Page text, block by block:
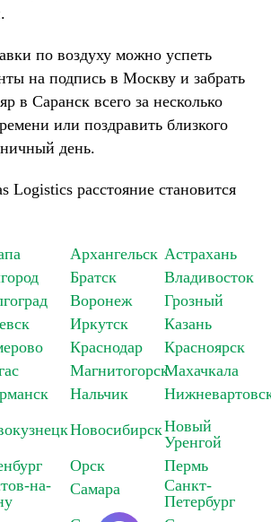
по воздуху можно успеть
на подпись в Москву и забрать
в Саранск всего за несколько
или поздравить близкого
день.
Logistics расстояние становится
Архангельск Астрахань
Братск
Владивосток
Воронеж
Грозный
Иркутск
Казань
Краснодар
Красноярск
МагнитогорскМахачкала
Нальчик
НовосибирскНовый
Уренгой
Орск
Пермь
на-
Самара
Санкт-
Петербург